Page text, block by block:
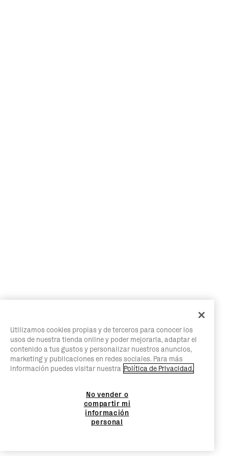
Utilizamos cookies propias y de terceros para conocer los
usos de nuestra tienda online y poder mejorarla, adaptar el
contenido a tus gustos y personalizar nuestros anuncios,
marketing y publicaciones en redes sociales. Para más
información puedes visitar nuestra Política de Privacidad.
No vender o
compartir mi
información
personal